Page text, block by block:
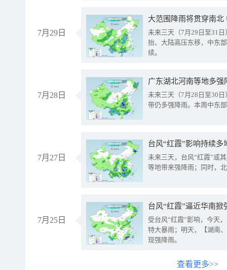
7月29日
大范围降雨将贯穿南
未来三天（7月29日至31
抬、大陆高压东移，中东
续。
7月28日
广东湖北河南等地多
未来三天（7月28日至30
带仍多强降雨。本周中东
7月27日
台风“红霞”影响持续
未来三天，台风“红霞”或
等地带来强降雨；同时，
7月25日
台风“红霞”逼近华南
受台风“红霞”影响，今天
特大暴雨；明天，【湖南
现强降雨。
查看更多>>